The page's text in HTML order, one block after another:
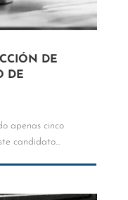
DE
DE
apenas cinco
candidato...